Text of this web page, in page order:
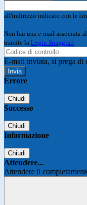
all'indirizzo indicato con le
Non hai una e-mail associata
tramite la Login Spaggiari
E-mail inviata, si prega di
Errore
Chiudi
Successo
Chiudi
Informazione
Chiudi
Attendere...
Attendere il